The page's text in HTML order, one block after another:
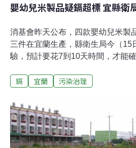
嬰幼兒米製品疑鎘超標 宜縣衛
消基會昨天公布，四款嬰幼兒米製
三件在宜蘭生產，縣衛生局今（15
驗，預計要花7到10天時間，才能
所使用的米由農糧署購入，農委會
農田。衛生局表示，案件仍在調查
期改正，將處3萬到300萬元罰鍰
旺集團宜蘭食品公司代工，業者表
農糧署購入，下午農委會說明，今
鎘 宜蘭 污染治理